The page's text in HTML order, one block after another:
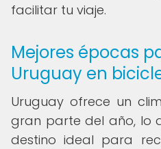
facilitar tu viaje.
Mejores épocas
Uruguay en
Uruguay ofrece un
gran parte del año, lo
destino ideal para